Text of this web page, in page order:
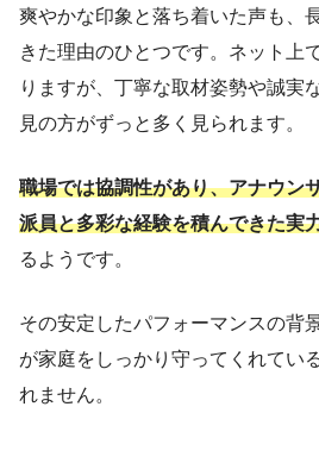
爽やかな印象と落ち着いた声も、
きた理由のひとつです。ネット上
りますが、丁寧な取材姿勢や誠実
見の方がずっと多く見られます。
職場では協調性があり、アナウン
派員と多彩な経験を積んできた実
るようです。
その安定したパフォーマンスの背
が家庭をしっかり守ってくれてい
れません。